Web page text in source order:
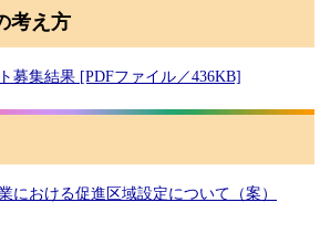
考え方
募集結果 [PDFファイル／436KB]
における促進区域設定について（案）